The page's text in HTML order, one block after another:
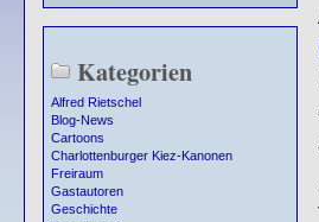
Kategorien
Alfred Rietschel
Blog-News
Cartoons
Charlottenburger Kiez-Kanonen
Freiraum
Gastautoren
Geschichte